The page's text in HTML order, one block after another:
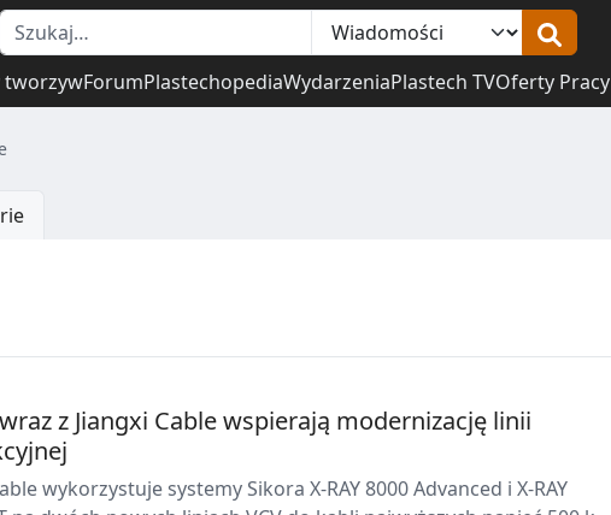
tworzywForumPlastechopediaWydarzeniaPlastech TVOferty Pracy
z Jiangxi Cable wspierają modernizację linii
wykorzystuje systemy Sikora X-RAY 8000 Advanced i X-RAY